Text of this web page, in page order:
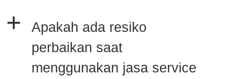
a
Apakah ada resiko
perbaikan saat
menggunakan jasa service